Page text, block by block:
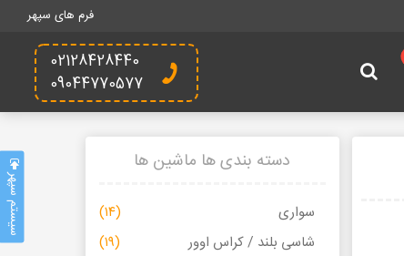
فرم های سپهر
02128428440
09044770577
سیستم سپهر
دسته بندی ها ماشین ها
سواری
(۱۴)
شاسی بلند / کراس اوور
(۱۹)